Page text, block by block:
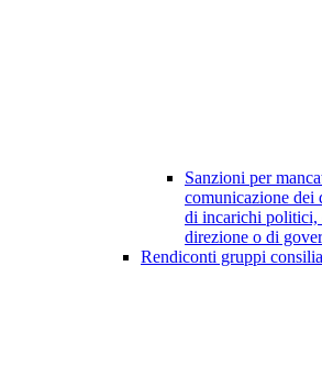
Sanzioni per
comunicazione dei
di incarichi politici,
direzione o di
Rendiconti gruppi